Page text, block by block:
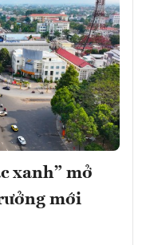
xanh” mở
mới